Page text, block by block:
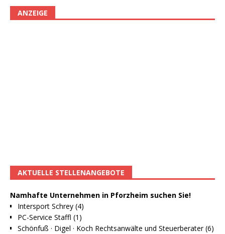
ANZEIGE
AKTUELLE STELLENANGEBOTE
Namhafte Unternehmen in Pforzheim suchen Sie!
Intersport Schrey (4)
PC-Service Staffl (1)
Schönfuß · Digel · Koch Rechtsanwälte und Steuerberater (6)